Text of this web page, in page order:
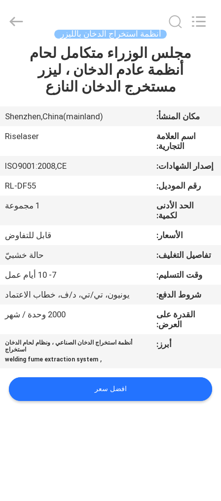
مسكن
عرض
الواقع
الافتراضي
معلومات
في
المعمل
مراقبة
الجودة
اطلب
Technology
أنظمة استخراج الدخان بالليزر
مجلس الوزراء متكامل لحام
أنظمة عادم الدخان ، ليزر
مستخرج الدخان النازع
مكان المنشأ:
Shenzhen,China(mainland)
اسم العلامة
التجارية:
Riselaser
إصدار الشهادات:
ISO9001:2008,CE
رقم الموديل:
RL-DF55
الحد الأدنى
لكمية:
1 مجموعة
الأسعار:
قابل للتفاوض
تفاصيل التغليف:
حالة خشبيّ
وقت التسليم:
7- 10 أيام عمل
شروط الدفع:
يونيون، تي/تي، د/ف، خطاب الاعتماد
القدرة على
العرض:
2000 وحدة / شهر
أبرز:
أنظمة استخراج الدخان الصناعي ، ونظام لحام الدخان
استخراج
,
welding fume extraction system
افضل سعر